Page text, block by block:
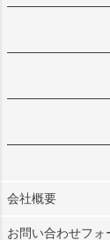
会社概要
お問い合わせフォ